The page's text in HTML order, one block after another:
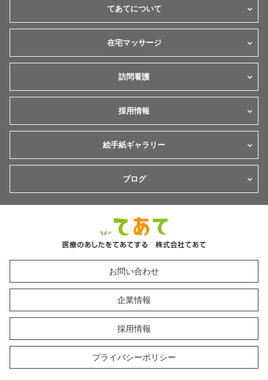
てあてについて
在宅マッサージ
訪問看護
採用情報
絵手紙ギャラリー
ブログ
お問い合わせ
企業情報
採用情報
プライバシーポリシー